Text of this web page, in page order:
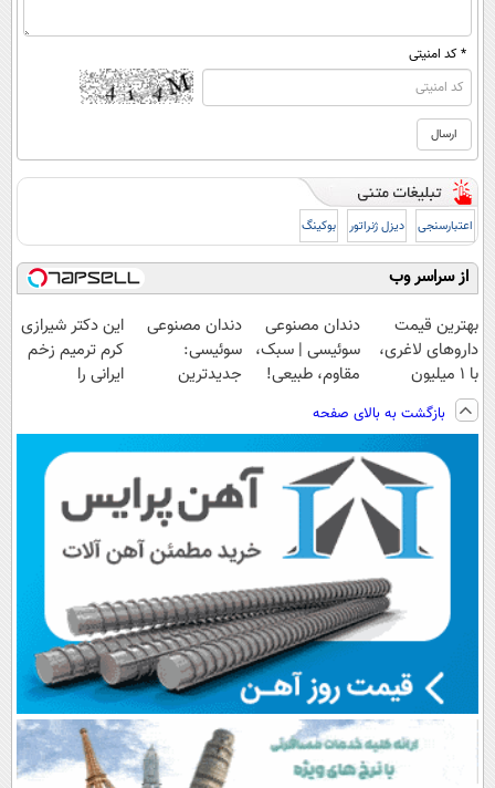
* کد امنیتی
اعتبارسنجی دیزل ژنراتور بوکینگ
از سراسر وب
بهترین قیمت
داروهای لاغری،
با ۱ میلیون
تخفیف و ارسال
از داروخانه‌
دندان مصنوعی
سوئیسی | سبک،
مقاوم، طبیعی!
رایگان+پرداخت
اقساطی😍
دندان مصنوعی
سوئیسی:
جدیدترین
پرداخت قسطی
این دکتر شیرازی
کرم ترمیم زخم
ایرانی را
بازگشت به بالای صفحه